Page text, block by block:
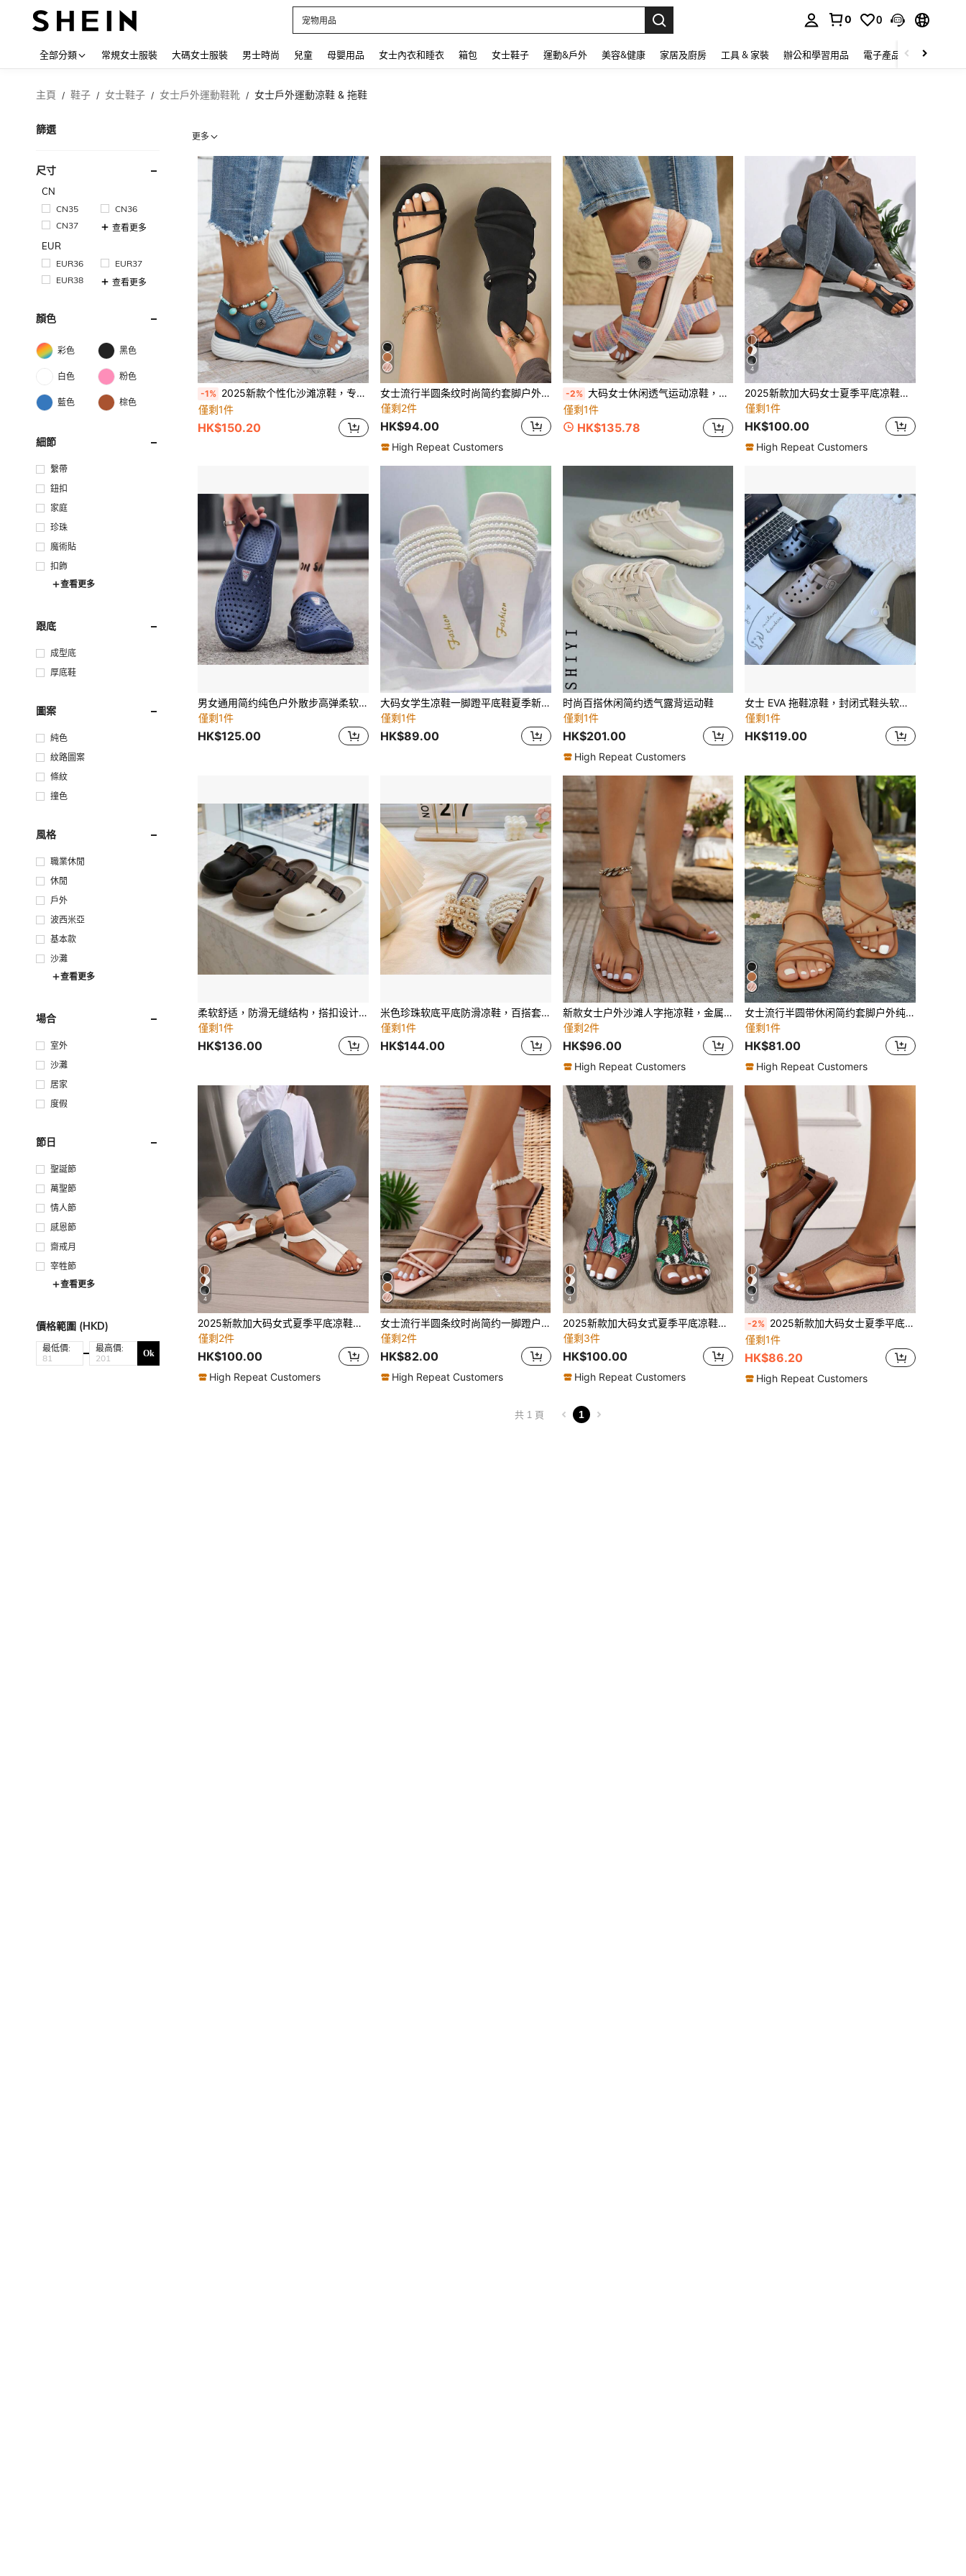
占卜
0 0
全部分類 常規女士服裝 大碼女士服裝 男士時尚 兒童 母嬰用品 女士內衣和睡衣 箱包 女士鞋子 運動&戶外 美容&健康 家居及廚房 工具 & 家裝 辦公和學習用品 電子產品 玩具
主頁 / 鞋子 / 女士鞋子 / 女士戶外運動鞋靴 / 女士戶外運動涼鞋 & 拖鞋
篩選
尺寸
CN
CN35
CN36
CN37
查看更多
EUR
EUR36
EUR37
EUR38
查看更多
顏色
彩色 黑色
白色 粉色
藍色 棕色
細節
繫帶
鈕扣
家庭
珍珠
魔術貼
扣飾
查看更多
跟底
成型底
厚底鞋
圖案
純色
紋路圖案
條紋
撞色
風格
職業休閒
休閒
戶外
波西米亞
基本款
沙灘
查看更多
場合
室外
沙灘
居家
度假
節日
聖誕節
萬聖節
情人節
感恩節
齋戒月
宰牲節
查看更多
價格範圍 (HKD)
最低價: 最高價: Ok
更多
-1% 2025新款个性化沙滩凉鞋，专为娇小女性设计，防滑透气，松紧带设计，宽松休闲运动凉鞋，魔术贴搭扣，柔软鞋底，百搭夏季鞋款，厚底凉鞋，适合孕妇穿着，轻便舒适，露趾时尚凉鞋
僅剩1件
HK$150.20
女士流行半圆条纹时尚简约套脚户外纯色清新平底凉鞋
僅剩2件
HK$94.00
High Repeat Customers
-2% 大码女士休闲透气运动凉鞋，轻便舒适时尚一脚蹬运动鞋，针织网眼鞋面，钩环扣
僅剩1件
HK$135.78
4
2025新款加大码女士夏季平底凉鞋，防滑，圆头，时尚休闲
僅剩1件
HK$100.00
High Repeat Customers
男女通用简约纯色户外散步高弹柔软沙滩浴室防滑防脏易清洁徒步透气凉鞋拖鞋
僅剩1件
HK$125.00
大码女学生凉鞋一脚蹬平底鞋夏季新款银色方头女士凉鞋水钻防滑软底系带拖鞋，时尚搭配连衣裙，适合海滩，主妇首选
僅剩1件
HK$89.00
时尚百搭休闲简约透气露背运动鞋
僅剩1件
HK$201.00
High Repeat Customers
女士 EVA 拖鞋凉鞋，封闭式鞋头软底时尚一脚蹬，防滑家居服
僅剩1件
HK$119.00
柔软舒适，防滑无缝结构，搭扣设计，纯色，闭趾设计带透气孔，厚实耐用鞋底，休闲穆勒鞋，简约风格，男女皆宜，适合日常穿着
僅剩1件
HK$136.00
米色珍珠软底平底防滑凉鞋，百搭套脚拖鞋，适合沙滩、度假、搭配连衣裙
僅剩1件
HK$144.00
新款女士户外沙滩人字拖凉鞋，金属铆钉绑带，简约平底设计
僅剩2件
HK$96.00
High Repeat Customers
女士流行半圆带休闲简约套脚户外纯色清新平底凉鞋
僅剩1件
HK$81.00
High Repeat Customers
4
2025新款加大码女式夏季平底凉鞋，防滑，圆头，时尚休闲
僅剩2件
HK$100.00
High Repeat Customers
女士流行半圆条纹时尚简约一脚蹬户外纯色清新平底拖鞋
僅剩2件
HK$82.00
High Repeat Customers
4
2025新款加大码女式夏季平底凉鞋，防滑，圆头，时尚休闲
僅剩3件
HK$100.00
High Repeat Customers
4
-2% 2025新款加大码女士夏季平底凉鞋，防滑，圆头，时尚休闲
僅剩1件
HK$86.20
High Repeat Customers
共 1 頁 1